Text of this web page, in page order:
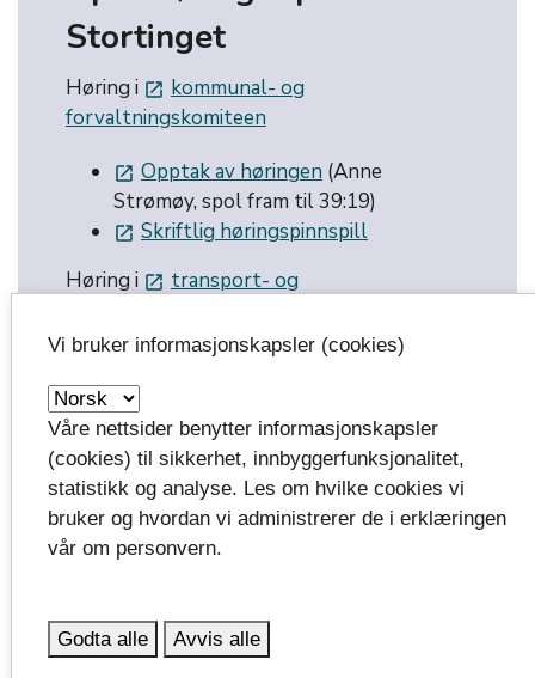
Stortinget
Høring i launch kommunal- og
forvaltningskomiteen
launch Opptak av høringen (Anne
Strømøy, spol fram til 39:19)
launch Skriftlig høringspinnspill
Høring i launch transport- og
Opptak av høringen (Anne
Strømøy, spol fram til 28:37)
launch Skriftlig høringsinnspill
Politikk Politisk partnerskap Vestfold
Vi bruker informasjonskapsler (cookies)
Våre nettsider benytter informasjonskapsler
(cookies) til sikkerhet, innbyggerfunksjonalitet,
statistikk og analyse. Les om hvilke cookies vi
bruker og hvordan vi administrerer de i erklæringen
vår om personvern.
Godta alle Avvis alle